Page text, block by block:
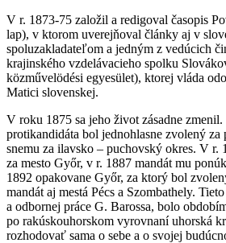
V r. 1873-75 založil a redigoval časopis
lap), v ktorom uverejňoval články aj v
spoluzakladateľom a jedným z vedúcich
krajinského vzdelávacieho spolku
közművelödési egyesület), ktorej vláda
Matici slovenskej.
V roku 1875 sa jeho život zásadne zmenil.
protikandidáta bol jednohlasne zvolený za
snemu za ilavsko – puchovský okres. V r.
za mesto Győr, v r. 1887 mandát mu
1892 opakovane Győr, za ktorý bol
mandát aj mestá Pécs a Szombathely.
a odbornej práce G. Barossa, bolo
po rakúskouhorskom vyrovnaní uhorská
rozhodovať sama o sebe a o svojej